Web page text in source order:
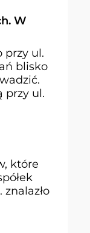
W
przy ul.
blisko
przy ul.
które